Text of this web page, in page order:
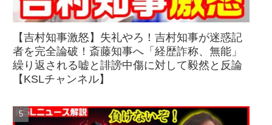
【吉村知事激怒】失礼やろ！吉村知事が迷惑記
者を完全論破！斎藤知事へ「経歴詐称、無能」
繰り返される嘘と誹謗中傷に対して毅然と反論
【KSLチャンネル】